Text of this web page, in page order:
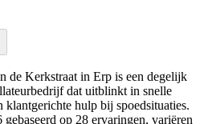
de Kerkstraat in Erp is een degelijk
dat uitblinkt in snelle
klantgerichte hulp bij spoedsituaties.
op 28 ervaringen, variëren